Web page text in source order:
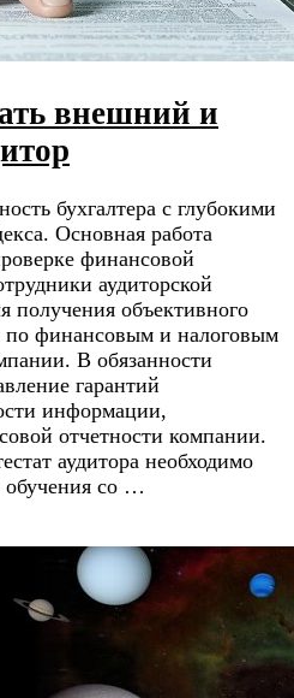
внешний и
бухгалтера с глубокими
Основная работа
финансовой
аудиторской
объективного
по финансовым и налоговым
В обязанности
гарантий
информации,
отчетности компании.
аудитора необходимо
обучения со …